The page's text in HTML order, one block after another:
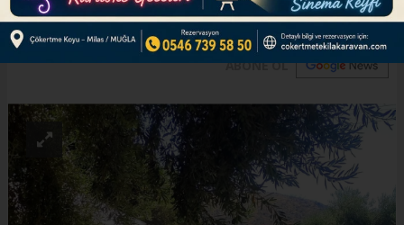
projelerle değerlendiriyor.
ABONE OL